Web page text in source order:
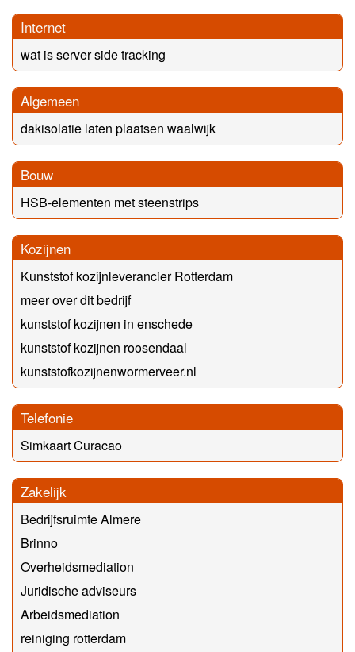
Internet
wat is server side tracking
Algemeen
dakisolatie laten plaatsen waalwijk
Bouw
HSB-elementen met steenstrips
Kozijnen
Kunststof kozijnleverancier Rotterdam
meer over dit bedrijf
kunststof kozijnen in enschede
kunststof kozijnen roosendaal
kunststofkozijnenwormerveer.nl
Telefonie
Simkaart Curacao
Zakelijk
Bedrijfsruimte Almere
Brinno
Overheidsmediation
Juridische adviseurs
Arbeidsmediation
reiniging rotterdam